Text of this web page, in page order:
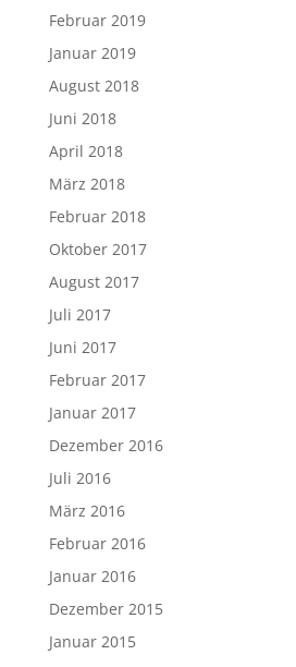
Februar 2019
Januar 2019
August 2018
Juni 2018
April 2018
März 2018
Februar 2018
Oktober 2017
August 2017
Juli 2017
Juni 2017
Februar 2017
Januar 2017
Dezember 2016
Juli 2016
März 2016
Februar 2016
Januar 2016
Dezember 2015
Januar 2015